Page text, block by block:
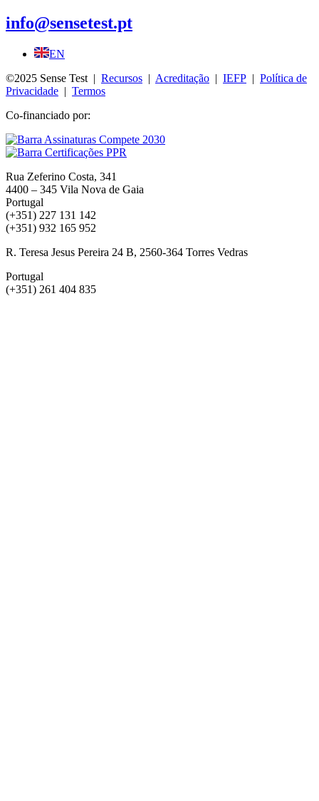
info@sensetest.pt
EN
©2025 Sense Test | Recursos | Acreditação | IEFP | Política de
Privacidade | Termos
Co-financiado por:
Rua Zeferino Costa, 341
4400 – 345 Vila Nova de Gaia
Portugal
(+351) 227 131 142
(+351) 932 165 952
R. Teresa Jesus Pereira 24 B, 2560-364 Torres Vedras
Portugal
(+351) 261 404 835